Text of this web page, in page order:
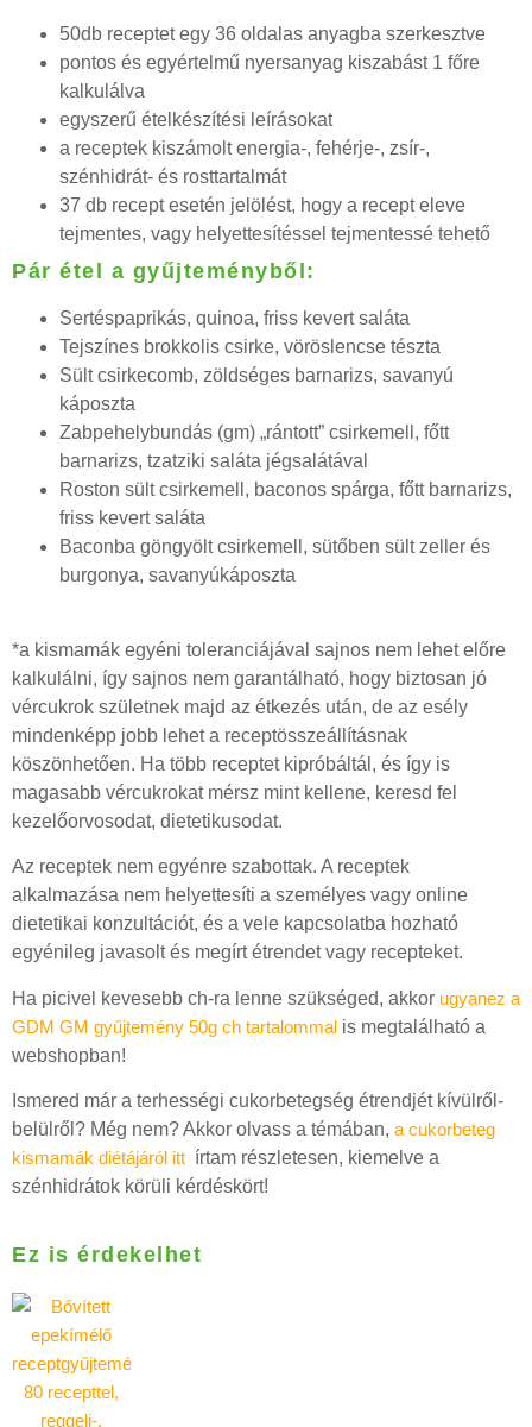
50db receptet egy 36 oldalas anyagba szerkesztve
pontos és egyértelmű nyersanyag kiszabást 1 főre
kalkulálva
egyszerű ételkészítési leírásokat
a receptek kiszámolt energia-, fehérje-, zsír-,
szénhidrát- és rosttartalmát
37 db recept esetén jelölést, hogy a recept eleve
tejmentes, vagy helyettesítéssel tejmentessé tehető
Pár étel a gyűjteményből:
Sertéspaprikás, quinoa, friss kevert saláta
Tejszínes brokkolis csirke, vöröslencse tészta
Sült csirkecomb, zöldséges barnarizs, savanyú
káposzta
Zabpehelybundás (gm) „rántott” csirkemell, főtt
barnarizs, tzatziki saláta jégsalátával
Roston sült csirkemell, baconos spárga, főtt barnarizs,
friss kevert saláta
Baconba göngyölt csirkemell, sütőben sült zeller és
burgonya, savanyúkáposzta
*a kismamák egyéni toleranciájával sajnos nem lehet előre
kalkulálni, így sajnos nem garantálható, hogy biztosan jó
vércukrok születnek majd az étkezés után, de az esély
mindenképp jobb lehet a receptösszeállításnak
köszönhetően. Ha több receptet kipróbáltál, és így is
magasabb vércukrokat mérsz mint kellene, keresd fel
kezelőorvosodat, dietetikusodat.
Az receptek nem egyénre szabottak. A receptek
alkalmazása nem helyettesíti a személyes vagy online
dietetikai konzultációt, és a vele kapcsolatba hozható
egyénileg javasolt és megírt étrendet vagy recepteket.
Ha picivel kevesebb ch-ra lenne szükséged, akkor ugyanez a
GDM GM gyűjtemény 50g ch tartalommal is megtalálható a
webshopban!
Ismered már a terhességi cukorbetegség étrendjét kívülről-
belülről? Még nem? Akkor olvass a témában, a cukorbeteg
kismamák diétájáról itt írtam részletesen, kiemelve a
szénhidrátok körüli kérdéskört!
Ez is érdekelhet